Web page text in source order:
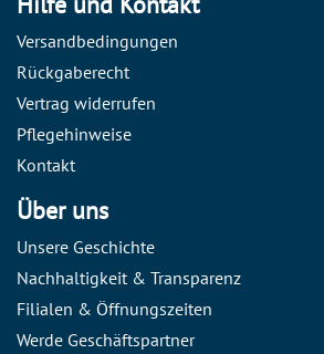
Versandbedingungen
Rückgaberecht
Vertrag widerrufen
Pflegehinweise
Kontakt
Über uns
Unsere Geschichte
Nachhaltigkeit & Transparenz
Filialen & Öffnungszeiten
Werde Geschäftspartner